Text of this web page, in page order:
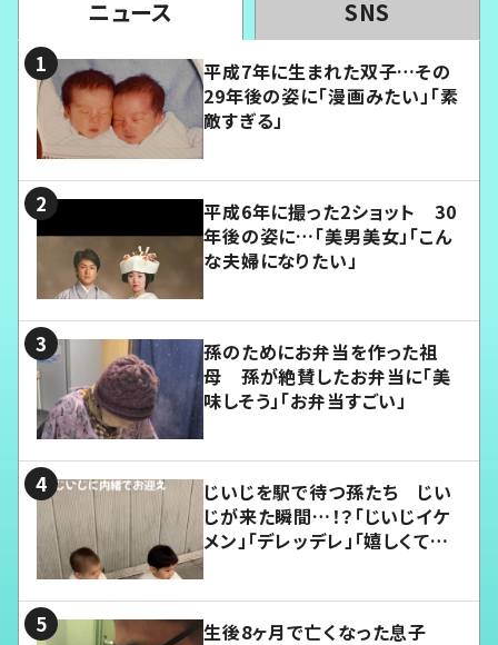
ニュース SNS
平成7年に生まれた双子…その
29年後の姿に「漫画みたい」「素
敵すぎる」
平成6年に撮った2ショット 30
年後の姿に…「美男美女」「こん
な夫婦になりたい」
孫のためにお弁当を作った祖
母 孫が絶賛したお弁当に「美
味しそう」「お弁当すごい」
じいじを駅で待つ孫たち じい
じが来た瞬間…！？「じいじイケ
メン」「デレッデレ」「嬉しくて可
生後8ヶ月で亡くなった息子